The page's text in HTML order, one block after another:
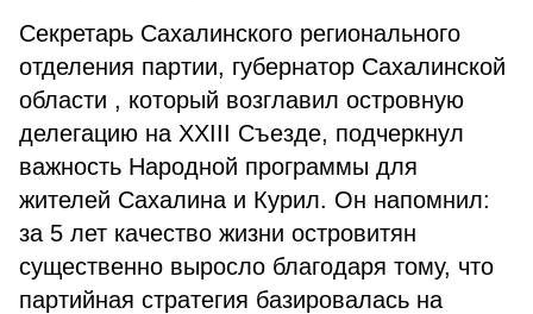
Секретарь Сахалинского регионального
отделения партии, губернатор Сахалинской
области , который возглавил островную
делегацию на XXIII Съезде, подчеркнул
важность Народной программы для
жителей Сахалина и Курил. Он напомнил:
за 5 лет качество жизни островитян
существенно выросло благодаря тому, что
партийная стратегия базировалась на